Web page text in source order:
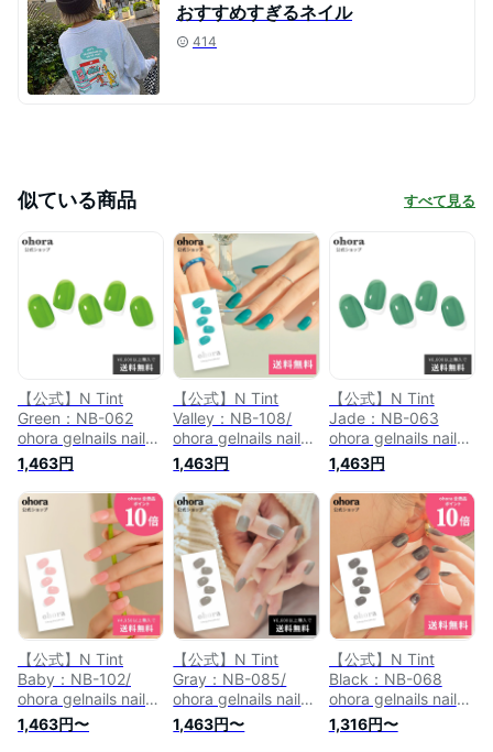
おすすめすぎるネイル
414
似ている商品 すべて見る
【公式】N Tint
Green：NB-062
ohora gelnails nail
オホーラ ネイル ジ
ェルネイル ネイルシ
ール セルフネイル
ネイルステッカー お
うちネイル ネイルデ
ザイン ジェルネイル
シール ネイルステッ
カー ネイルオイル
ネイルパーツ ネイル
チップ カラージェル
1,463円
【公式】N Tint
Valley：NB-108/
ohora gelnails nail
オホーラ ネイル ジ
ェルネイル ネイルシ
ール セルフネイル
ネイルステッカー お
うちネイル ネイルデ
ザイン ジェルネイル
シール ネイルステッ
カー ネイルオイル
ネイルパーツ ネイル
チップ カラージェル
1,463円
【公式】N Tint
Jade：NB-063
ohora gelnails nail
オホーラ ネイル ジ
ェルネイル ネイルシ
ール セルフネイル
ネイルステッカー お
うちネイル ネイルデ
ザイン ジェルネイル
シール ネイルステッ
カー ネイルオイル
ネイルパーツ ネイル
チップ カラージェル
1,463円
【公式】N Tint
Baby：NB-102/
ohora gelnails nail
オホーラ ネイル ジ
ェルネイル ネイルシ
1,463円〜
【公式】N Tint
Gray：NB-085/
ohora gelnails nail
オホーラ ネイル ジ
ェルネイル ネイルシ
1,463円〜
【公式】N Tint
Black：NB-068
ohora gelnails nail
オホーラ ネイル ジ
ェルネイル ネイルシ
1,316円〜